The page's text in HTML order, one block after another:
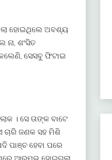
ହୋଇଥିଲେ ଅବଶ୍ୟ
ନା, ଶଂସିତ
ସେସବୁ ଫିଟାଇ
। ସେ ତାଙ୍କ ବାଟେ
ଚାରି ଜଣକ ସହ ମିଶି
ପାଞ୍ଚ ହେବା ପରେ